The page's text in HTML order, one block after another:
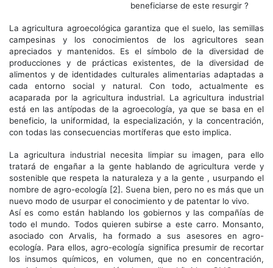
beneficiarse de este resurgir ?
La agricultura agroecológica garantiza que el suelo, las semillas
campesinas y los conocimientos de los agricultores sean
apreciados y mantenidos. Es el símbolo de la diversidad de
producciones y de prácticas existentes, de la diversidad de
alimentos y de identidades culturales alimentarias adaptadas a
cada entorno social y natural. Con todo, actualmente es
acaparada por la agricultura industrial. La agricultura industrial
está en las antípodas de la agroecología, ya que se basa en el
beneficio, la uniformidad, la especialización, y la concentración,
con todas las consecuencias mortíferas que esto implica.
La agricultura industrial necesita limpiar su imagen, para ello
tratará de engañar a la gente hablando de agricultura verde y
sostenible que respeta la naturaleza y a la gente , usurpando el
nombre de agro-ecología [2]. Suena bien, pero no es más que un
nuevo modo de usurpar el conocimiento y de patentar lo vivo.
Así es como están hablando los gobiernos y las compañías de
todo el mundo. Todos quieren subirse a este carro. Monsanto,
asociado con Arvalis, ha formado a sus asesores en agro-
ecología. Para ellos, agro-ecología significa presumir de recortar
los insumos químicos, en volumen, que no en concentración,